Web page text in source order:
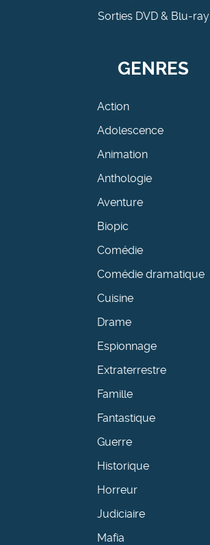
Sorties DVD & Blu-ray
GENRES
Action
Adolescence
Animation
Anthologie
Aventure
Biopic
Comédie
Comédie dramatique
Cuisine
Drame
Espionnage
Extraterrestre
Famille
Fantastique
Guerre
Historique
Horreur
Judiciaire
Mafia